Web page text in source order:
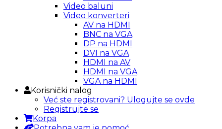
Video baluni
Video konverteri
AV na HDMI
BNC na VGA
DP na HDMI
DVI na VGA
HDMI na AV
HDMI na VGA
VGA na HDMI
Korisnički nalog
Već ste registrovani? Ulogujte se ovde
Registrujte se
Korpa